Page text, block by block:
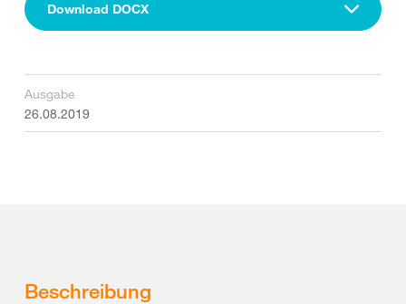
Download DOCX
Ausgabe
26.08.2019
Beschreibung